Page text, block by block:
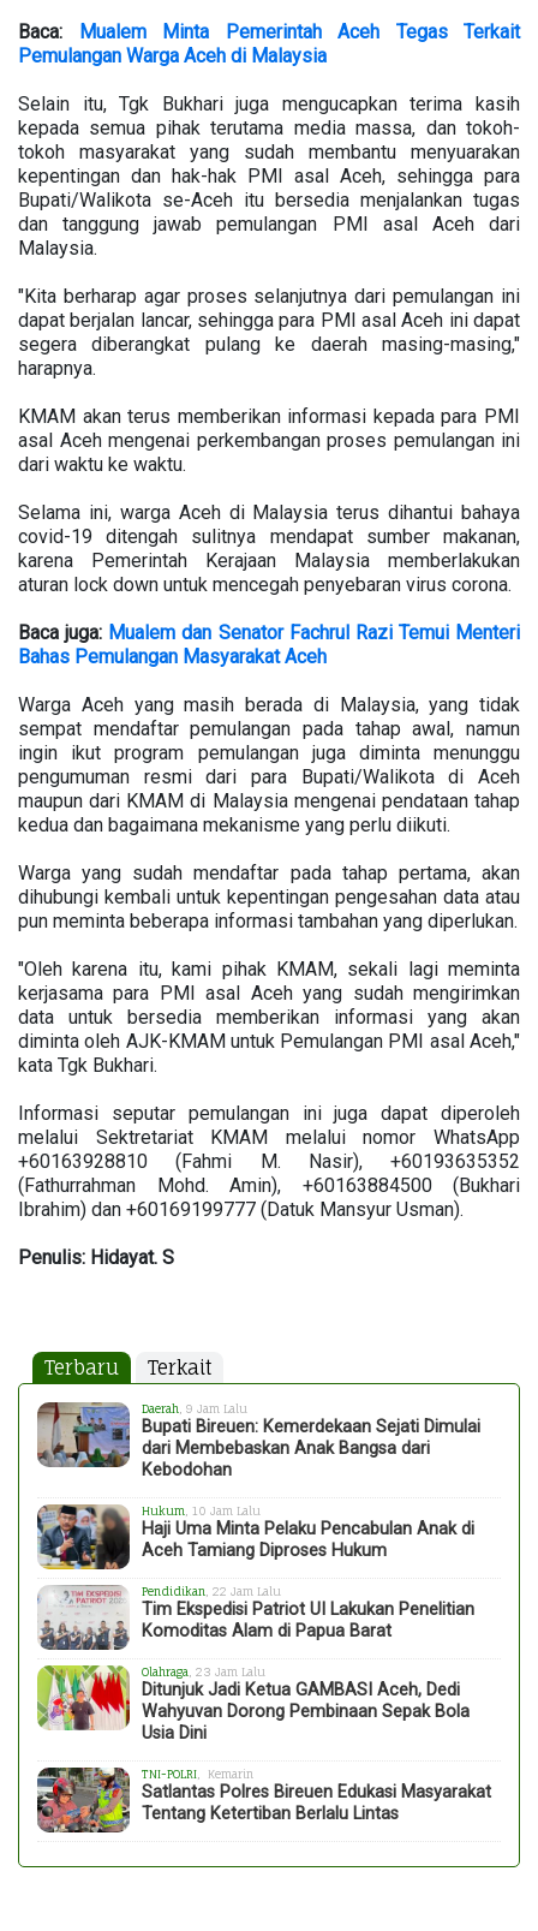
Baca: Mualem Minta Pemerintah Aceh Tegas Terkait
Pemulangan Warga Aceh di Malaysia
Selain itu, Tgk Bukhari juga mengucapkan terima kasih
kepada semua pihak terutama media massa, dan tokoh-
tokoh masyarakat yang sudah membantu menyuarakan
kepentingan dan hak-hak PMI asal Aceh, sehingga para
Bupati/Walikota se-Aceh itu bersedia menjalankan tugas
dan tanggung jawab pemulangan PMI asal Aceh dari
Malaysia.
"Kita berharap agar proses selanjutnya dari pemulangan ini
dapat berjalan lancar, sehingga para PMI asal Aceh ini dapat
segera diberangkat pulang ke daerah masing-masing,"
harapnya.
KMAM akan terus memberikan informasi kepada para PMI
asal Aceh mengenai perkembangan proses pemulangan ini
dari waktu ke waktu.
Selama ini, warga Aceh di Malaysia terus dihantui bahaya
covid-19 ditengah sulitnya mendapat sumber makanan,
karena Pemerintah Kerajaan Malaysia memberlakukan
aturan lock down untuk mencegah penyebaran virus corona.
Baca juga: Mualem dan Senator Fachrul Razi Temui Menteri
Bahas Pemulangan Masyarakat Aceh
Warga Aceh yang masih berada di Malaysia, yang tidak
sempat mendaftar pemulangan pada tahap awal, namun
ingin ikut program pemulangan juga diminta menunggu
pengumuman resmi dari para Bupati/Walikota di Aceh
maupun dari KMAM di Malaysia mengenai pendataan tahap
kedua dan bagaimana mekanisme yang perlu diikuti.
Warga yang sudah mendaftar pada tahap pertama, akan
dihubungi kembali untuk kepentingan pengesahan data atau
pun meminta beberapa informasi tambahan yang diperlukan.
"Oleh karena itu, kami pihak KMAM, sekali lagi meminta
kerjasama para PMI asal Aceh yang sudah mengirimkan
data untuk bersedia memberikan informasi yang akan
diminta oleh AJK-KMAM untuk Pemulangan PMI asal Aceh,"
kata Tgk Bukhari.
Informasi seputar pemulangan ini juga dapat diperoleh
melalui Sektretariat KMAM melalui nomor WhatsApp
+60163928810 (Fahmi M. Nasir), +60193635352
(Fathurrahman Mohd. Amin), +60163884500 (Bukhari
Ibrahim) dan +60169199777 (Datuk Mansyur Usman).
Penulis: Hidayat. S
Terbaru Terkait
Daerah , 9 Jam Lalu
Bupati Bireuen: Kemerdekaan Sejati Dimulai
dari Membebaskan Anak Bangsa dari
Kebodohan
Hukum , 10 Jam Lalu
Haji Uma Minta Pelaku Pencabulan Anak di
Aceh Tamiang Diproses Hukum
Pendidikan , 22 Jam Lalu
Tim Ekspedisi Patriot UI Lakukan Penelitian
Komoditas Alam di Papua Barat
Olahraga , 23 Jam Lalu
Ditunjuk Jadi Ketua GAMBASI Aceh, Dedi
Wahyuvan Dorong Pembinaan Sepak Bola
Usia Dini
TNI-POLRI , Kemarin
Satlantas Polres Bireuen Edukasi Masyarakat
Tentang Ketertiban Berlalu Lintas